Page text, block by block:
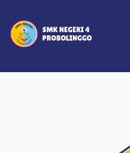
content